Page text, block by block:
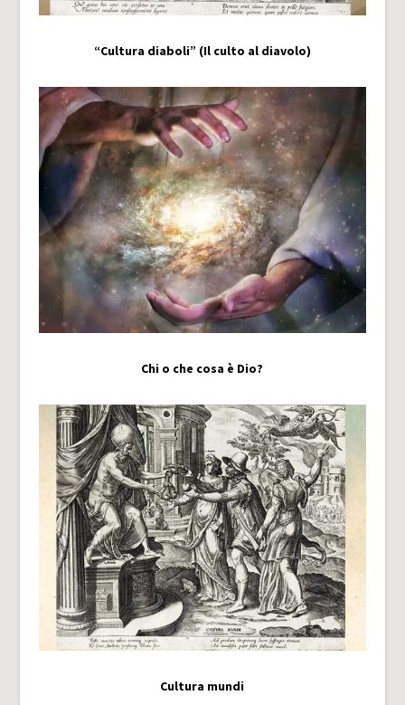
“Cultura diaboli” (Il culto al diavolo)
Chi o che cosa è Dio?
Cultura mundi